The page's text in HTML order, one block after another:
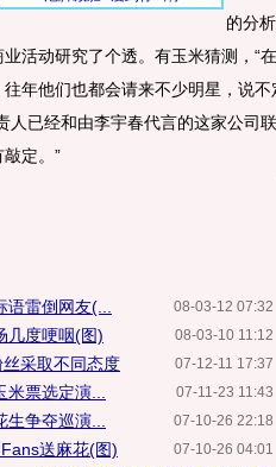
的分
活动研究了个透。有玉米猜测，“
年他们也都会请来不少明星，说
人已经和由李宇春代言的这家公司
定。”
08-03-12 07:32
雷倒网友(...
08-03-10 11:12
几度哽咽(图)
07-12-11 17:37
采取不同态度
07-11-23 11:43
票选定演...
07-10-26 22:18
争夺巡演...
07-10-26 04:01
送麻花(图)